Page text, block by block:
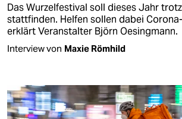
Das Wurzelfestival soll dieses Jahr
stattfinden. Helfen sollen dabei
erklärt Veranstalter Björn Oesingmann.
Interview von Maxie Römhild